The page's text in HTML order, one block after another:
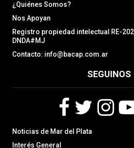
¿Quiénes Somos?
Nos Apoyan
Registro propiedad intelectual RE-
DNDA#MJ
Contacto: info@bacap.com.ar
SEGUINOS
a
c
w
Noticias de Mar del Plata
Interés General